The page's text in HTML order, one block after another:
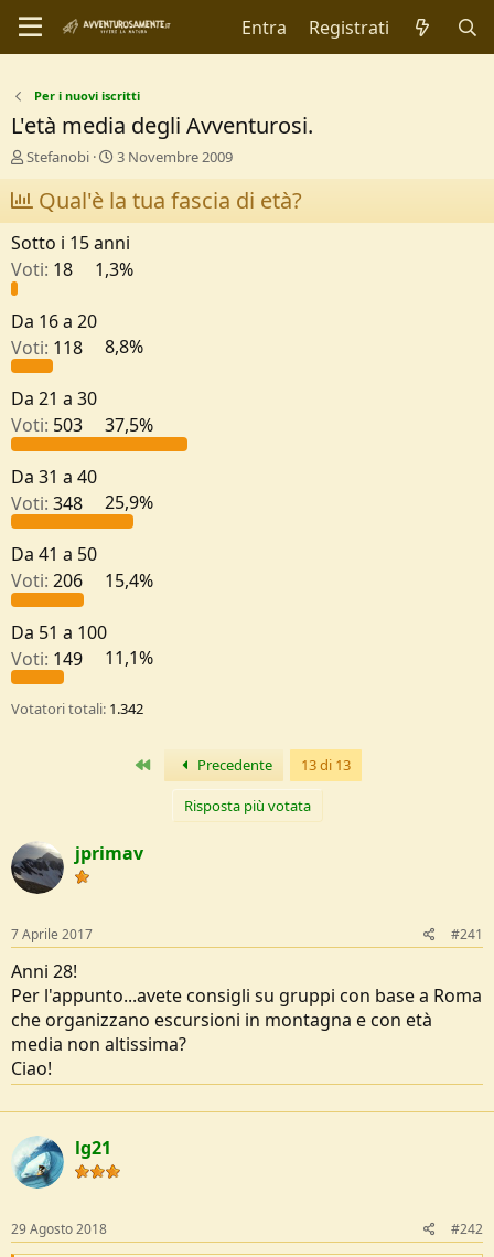
Entra Registrati
Per i nuovi iscritti
L'età media degli Avventurosi.
C
e
a
t
o
r
D
i
s
c
u
s
i
o
e
Stefanobi
D
t
a
d
i
I
i
3 Novembre 2009
Qual'è la tua fascia di età?
Sotto i 15 anni
Voti: 18 1,3%
Da 16 a 20
Voti: 118 8,8%
Da 21 a 30
Voti: 503 37,5%
Da 31 a 40
Voti: 348 25,9%
Da 41 a 50
Voti: 206 15,4%
Da 51 a 100
Voti: 149 11,1%
Votatori totali 1.342
Primo Precedente 13 di 13
Risposta più votata
jprimav
7 Aprile 2017 #241
Anni 28!
Per l'appunto...avete consigli su gruppi con base a Roma
che organizzano escursioni in montagna e con età
media non altissima?
Ciao!
lg21
29 Agosto 2018 #242